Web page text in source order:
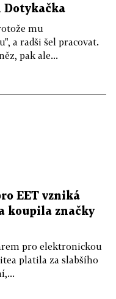
Dotykačka
mu
a radši šel pracovat.
pak ale...
EET vzniká
koupila značky
pro elektronickou
platila za slabšího